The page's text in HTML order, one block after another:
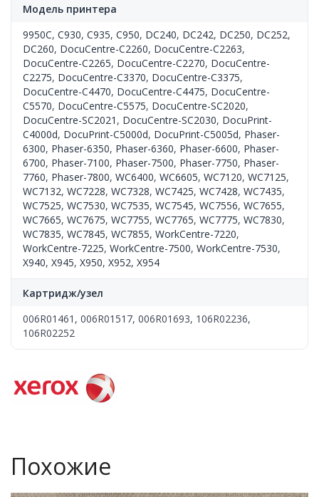
Модель принтера
9950C, C930, C935, C950, DC240, DC242, DC250, DC252,
DC260, DocuCentre-C2260, DocuCentre-C2263,
DocuCentre-C2265, DocuCentre-C2270, DocuCentre-
C2275, DocuCentre-C3370, DocuCentre-C3375,
DocuCentre-C4470, DocuCentre-C4475, DocuCentre-
C5570, DocuCentre-C5575, DocuCentre-SC2020,
DocuCentre-SC2021 , DocuCentre-SC2030, DocuPrint-
C4000d, DocuPrint-C5000d, DocuPrint-C5005d, Phaser-
6300, Phaser-6350, Phaser-6360, Phaser-6600, Phaser-
6700, Phaser-7100, Phaser-7500, Phaser-7750, Phaser-
7760, Phaser-7800, WC6400, WC6605, WC7120, WC7125,
WC7132, WC7228, WC7328, WC7425, WC7428, WC7435,
WC7525, WC7530, WC7535, WC7545, WC7556, WC7655,
WC7665, WC7675, WC7755, WC7765, WC7775, WC7830,
WC7835, WC7845, WC7855, WorkCentre-7220,
WorkCentre-7225, WorkCentre-7500, WorkCentre-7530,
X940, X945, X950, X952, X954
Картридж/узел
006R01461, 006R01517, 006R01693, 106R02236,
106R02252
Похожие